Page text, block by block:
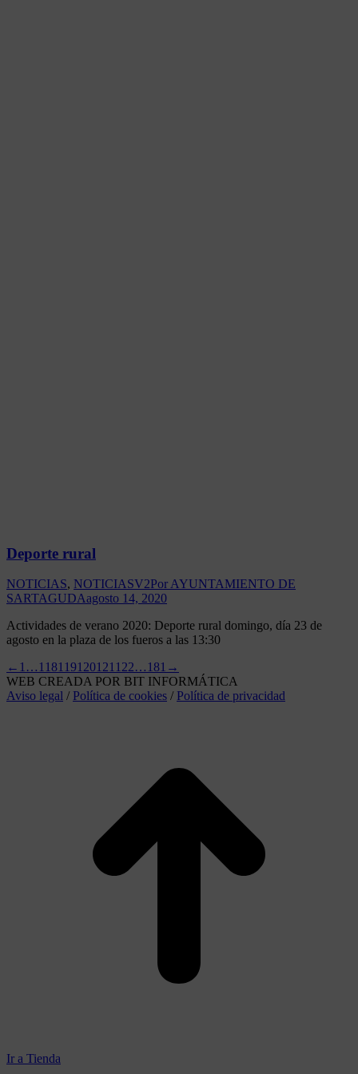
Deporte rural
NOTICIAS, NOTICIASV2Por AYUNTAMIENTO DE
SARTAGUDAagosto 14, 2020
Actividades de verano 2020: Deporte rural domingo, día 23 de
agosto en la plaza de los fueros a las 13:30
← 1 … 118119120121 122… 181 →
WEB CREADA POR BIT INFORMÁTICA
Aviso legal / Política de cookies / Política de privacidad
Ir a Tienda